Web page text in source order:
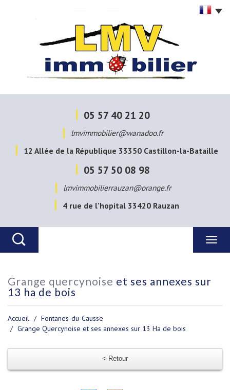
05 57 40 21 20
lmvimmobilier@wanadoo.fr
12 Allée de la République 33350 Castillon-la-Bataille
05 57 50 08 98
lmvimmobilierrauzan@orange.fr
4 rue de l'hopital 33420 Rauzan
grange quercynoise et ses annexes sur
13 ha de bois
Accueil
Fontanes-du-Causse
Grange Quercynoise et ses annexes sur 13 Ha de bois
< Retour